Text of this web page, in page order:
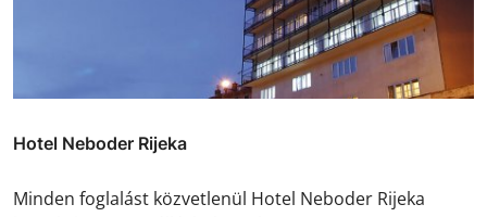
Hotel Neboder Rijeka
Minden foglalást közvetlenül Hotel Neboder Rijeka